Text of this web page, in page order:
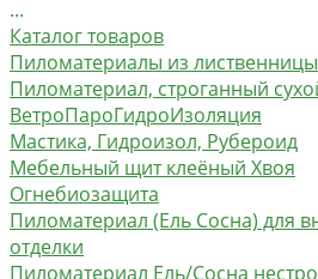
...
Каталог товаров
Пиломатериалы из лиственницы
Пиломатериал, строганный
ВетроПароГидроИзоляция
Мастика, Гидроизол, Рубероид
Мебельный щит клеёный Хвоя
Огнебиозащита
Пиломатериал (Ель Сосна) для
отделки
Пиломатериал Ель/Сосна